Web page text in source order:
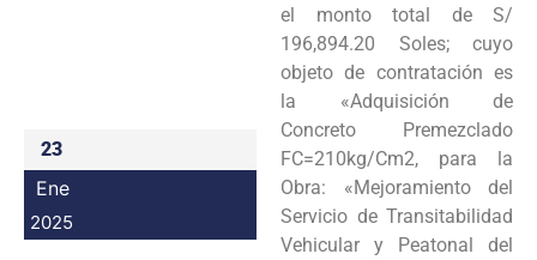
23
Ene
2025
el monto total de S/
196,894.20 Soles; cuyo
objeto de contratación es
la «Adquisición de
Concreto Premezclado
FC=210kg/Cm2, para la
Obra: «Mejoramiento del
Servicio de Transitabilidad
Vehicular y Peatonal del